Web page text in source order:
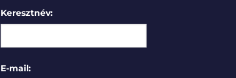
Keresztnév:
E-mail: